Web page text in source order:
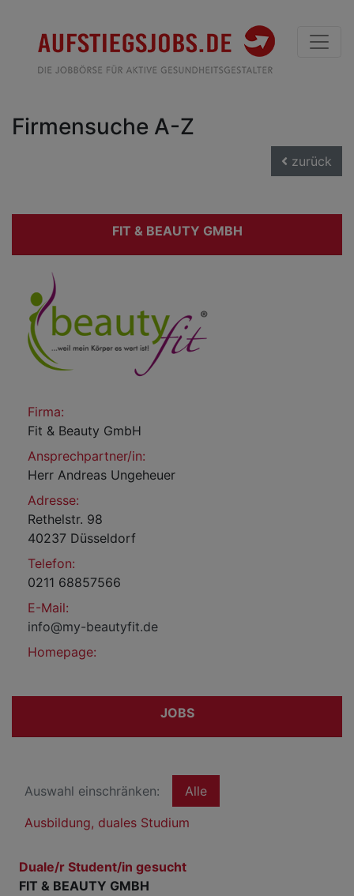
Firmensuche A-Z
zurück
FIT & BEAUTY GMBH
Firma:
Fit & Beauty GmbH
Ansprechpartner/in:
Herr Andreas Ungeheuer
Adresse:
Rethelstr. 98
40237 Düsseldorf
Telefon:
0211 68857566
E-Mail:
info@my-beautyfit.de
Homepage:
JOBS
Auswahl einschränken:
Alle
Ausbildung, duales Studium
Duale/r Student/in gesucht
FIT & BEAUTY GMBH